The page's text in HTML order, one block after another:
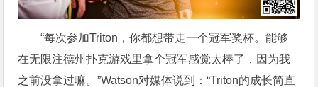
“每次参加Triton，你都想带走一个冠军奖杯。能够
在无限注德州扑克游戏里拿个冠军感觉太棒了，因为我
之前没拿过嘛。”Watson对媒体说到：“Triton的成长简直